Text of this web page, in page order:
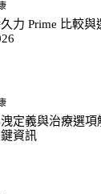
力 Prime 比較與
定義與治療選項
資訊